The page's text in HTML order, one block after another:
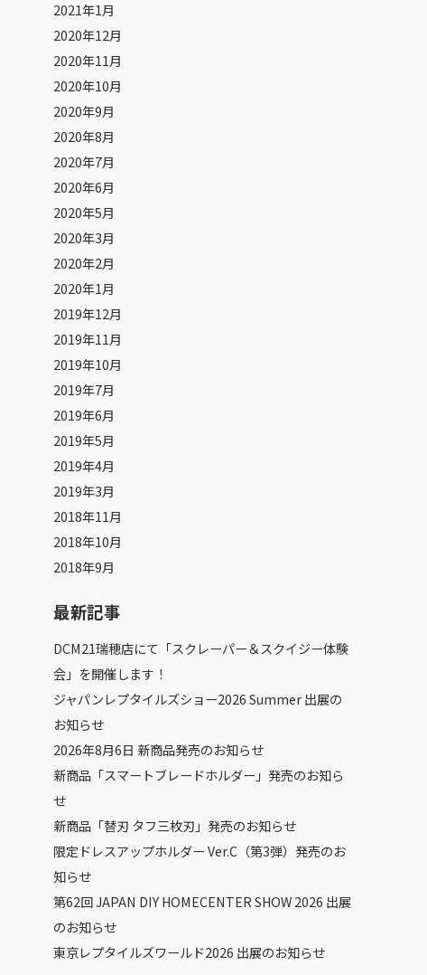
2021年1月
2020年12月
2020年11月
2020年10月
2020年9月
2020年8月
2020年7月
2020年6月
2020年5月
2020年3月
2020年2月
2020年1月
2019年12月
2019年11月
2019年10月
2019年7月
2019年6月
2019年5月
2019年4月
2019年3月
2018年11月
2018年10月
2018年9月
最新記事
DCM21瑞穂店にて「スクレーパー＆スクイジー体験
会」を開催します！
ジャパンレプタイルズショー2026 Summer 出展の
お知らせ
2026年8月6日 新商品発売のお知らせ
新商品「スマートブレードホルダー」発売のお知ら
せ
新商品「替刃 タフ三枚刃」発売のお知らせ
限定ドレスアップホルダー Ver.C（第3弾）発売のお
知らせ
第62回 JAPAN DIY HOMECENTER SHOW 2026 出展
のお知らせ
東京レプタイルズワールド2026 出展のお知らせ